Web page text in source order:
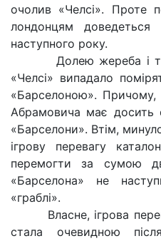
очолив «Челсі». Проте
лондонцям
наступного року.
Долею жереба і
«Челсі» випадало
«Барселоною». Причому,
Абрамовича має досить
«Барселони». Втім,
ігрову перевагу
перемогти за сумою
«Барселона» не
«граблі».
Власне, ігрова
стала очевидною